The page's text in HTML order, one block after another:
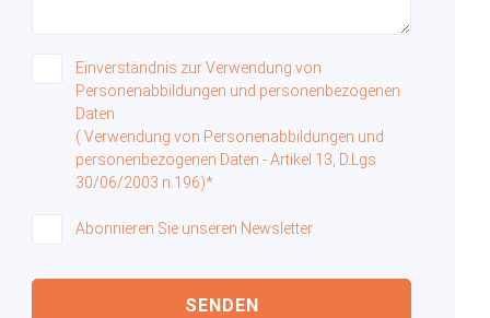
Einverständnis zur Verwendung von
Personenabbildungen und personenbezogenen
Daten
( Verwendung von Personenabbildungen und
personenbezogenen Daten - Artikel 13, D.Lgs
30/06/2003 n.196)*
Abonnieren Sie unseren Newsletter
SENDEN